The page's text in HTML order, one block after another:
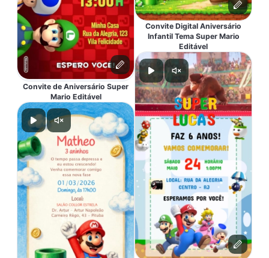
Convite de Aniversário Super
Mario Editável
Convite Digital Aniversário
Infantil Tema Super Mario
Editável